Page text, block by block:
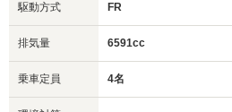
駆動方式 FR
排気量 6591cc
乗車定員 4名